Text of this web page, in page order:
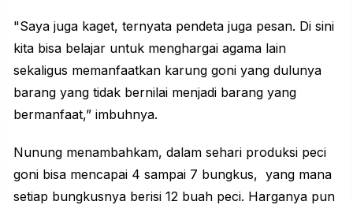
"Saya juga kaget, ternyata pendeta juga pesan. Di sini
kita bisa belajar untuk menghargai agama lain
sekaligus memanfaatkan karung goni yang dulunya
barang yang tidak bernilai menjadi barang yang
bermanfaat,” imbuhnya.
Nunung menambahkam, dalam sehari produksi peci
goni bisa mencapai 4 sampai 7 bungkus, yang mana
setiap bungkusnya berisi 12 buah peci. Harganya pun